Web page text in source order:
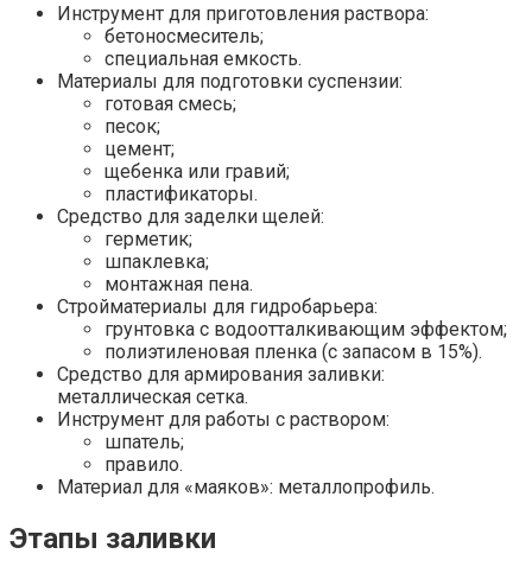
Инструмент для приготовления раствора:
бетоносмеситель;
специальная емкость.
Материалы для подготовки суспензии:
готовая смесь;
песок;
цемент;
щебенка или гравий;
пластификаторы.
Средство для заделки щелей:
герметик;
шпаклевка;
монтажная пена.
Стройматериалы для гидробарьера:
грунтовка с водоотталкивающим эффектом;
полиэтиленовая пленка (с запасом в 15%).
Средство для армирования заливки:
металлическая сетка.
Инструмент для работы с раствором:
шпатель;
правило.
Материал для «маяков»: металлопрофиль.
Этапы заливки